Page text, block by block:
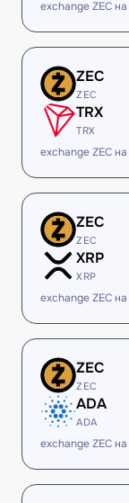
exchange ZEC
ZEC
ZEC
TRX
TRX
exchange ZEC
ZEC
ZEC
XRP
XRP
exchange ZEC
ZEC
ZEC
ADA
ADA
exchange ZEC